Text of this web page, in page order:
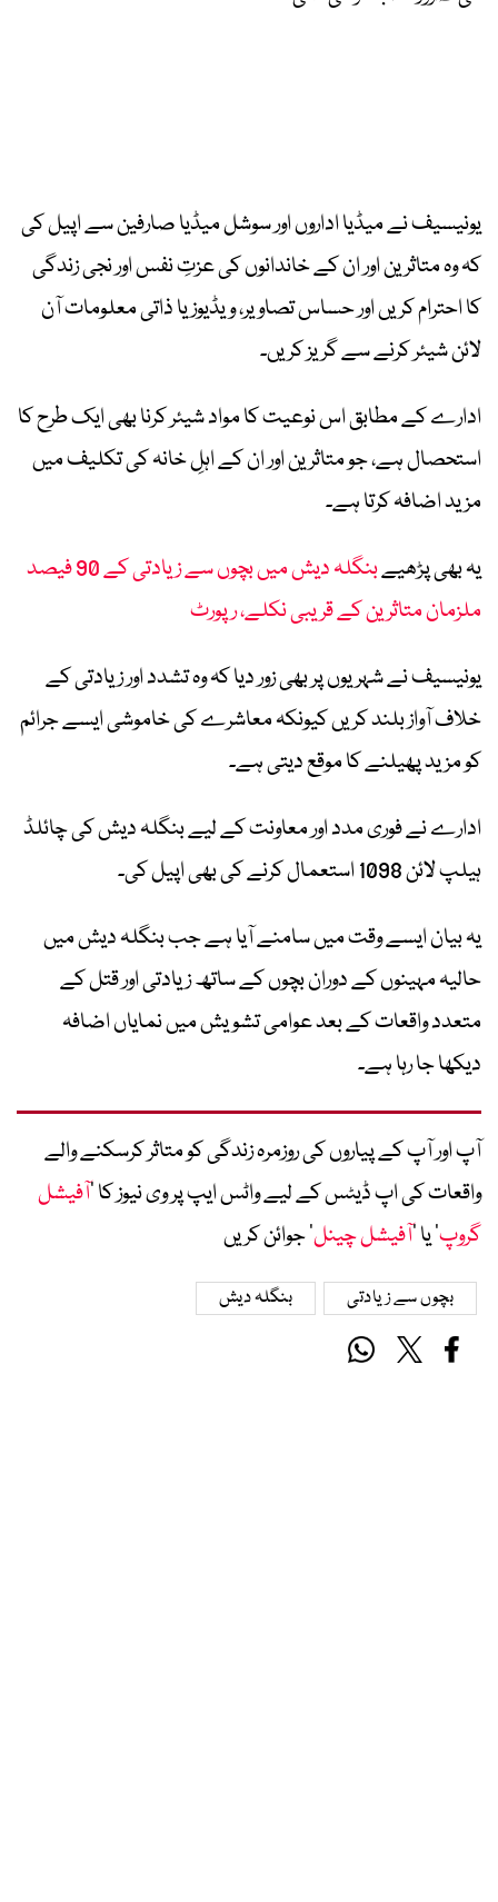
یونیسیف نے میڈیا اداروں اور سوشل میڈیا صارفین سے اپیل کی
کہ وہ متاثرین اور ان کے خاندانوں کی عزتِ نفس اور نجی زندگی
کا احترام کریں اور حساس تصاویر، ویڈیوز یا ذاتی معلومات آن
لائن شیئر کرنے سے گریز کریں۔
ادارے کے مطابق اس نوعیت کا مواد شیئر کرنا بھی ایک طرح کا
استحصال ہے، جو متاثرین اور ان کے اہلِ خانہ کی تکلیف میں
مزید اضافہ کرتا ہے۔
یہ بھی پڑھیے
بنگلہ دیش میں بچوں سے زیادتی کے 90 فیصد
ملزمان متاثرین کے قریبی نکلے، رپورٹ
یونیسیف نے شہریوں پر بھی زور دیا کہ وہ تشدد اور زیادتی کے
خلاف آواز بلند کریں کیونکہ معاشرے کی خاموشی ایسے جرائم
کو مزید پھیلنے کا موقع دیتی ہے۔
ادارے نے فوری مدد اور معاونت کے لیے بنگلہ دیش کی چائلڈ
ہیلپ لائن 1098 استعمال کرنے کی بھی اپیل کی۔
یہ بیان ایسے وقت میں سامنے آیا ہے جب بنگلہ دیش میں
حالیہ مہینوں کے دوران بچوں کے ساتھ زیادتی اور قتل کے
متعدد واقعات کے بعد عوامی تشویش میں نمایاں اضافہ
دیکھا جا رہا ہے۔
آپ اور آپ کے پیاروں کی روزمرہ زندگی کو متاثر کرسکنے والے
واقعات کی اپ ڈیٹس کے لیے واٹس ایپ پر وی نیوز کا ’آفیشل
گروپ‘ یا ’آفیشل چینل‘ جوائن کریں
بچوں سے زیادتی بنگلہ دیش